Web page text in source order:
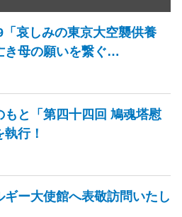
「哀しみの東京大空襲供養
き母の願いを繋ぐ…
もと「第四十四回 鳩魂塔慰
行！
ギー大使館へ表敬訪問いたし